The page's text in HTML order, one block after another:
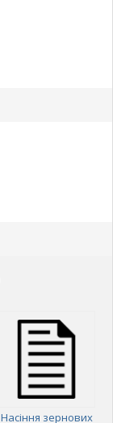
Насіння зернових